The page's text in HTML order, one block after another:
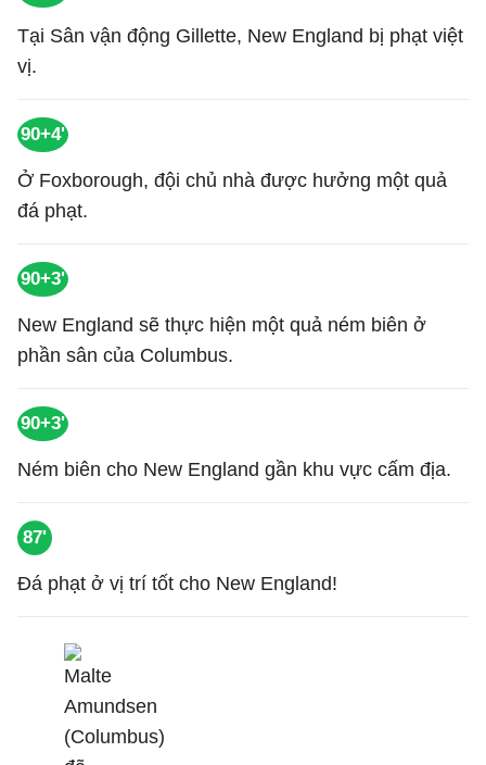
Tại Sân vận động Gillette, New England bị phạt việt
vị.
90+4'
Ở Foxborough, đội chủ nhà được hưởng một quả
đá phạt.
90+3'
New England sẽ thực hiện một quả ném biên ở
phần sân của Columbus.
90+3'
Ném biên cho New England gần khu vực cấm địa.
87'
Đá phạt ở vị trí tốt cho New England!